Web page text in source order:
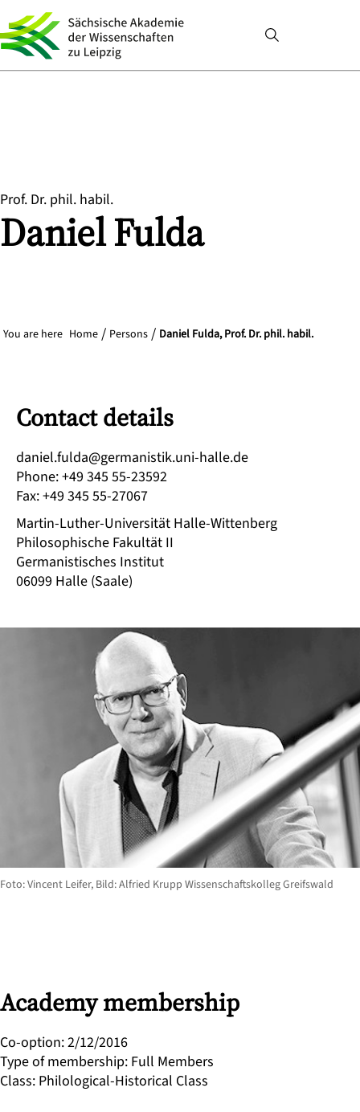
Prof. Dr. phil. habil.
DanielFulda
You are here Home Persons Daniel Fulda, Prof. Dr. phil. habil.
Academy membership
Co-option:2/12/2016
Type of membership: Full Members
Class: Philological-Historical Class
Contact details
ed.ellah-inu.kitsinamreg@adluf.leinad
Phone:+49 345 55-23592
Fax:+49 345 55-27067
Martin-Luther-Universität Halle-Wittenberg
Philosophische Fakultät II
Germanistisches Institut
06099 Halle (Saale)
Foto: Vincent Leifer, Bild: Alfried Krupp Wissenschaftskolleg Greifswald